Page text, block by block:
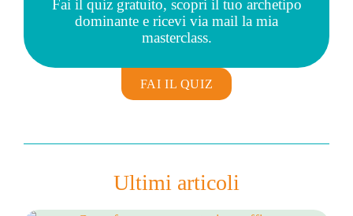
Fai il quiz gratuito, scopri il tuo archetipo
dominante e ricevi via mail la mia
masterclass.
FAI IL QUIZ
Ultimi articoli